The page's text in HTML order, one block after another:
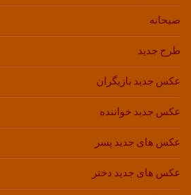
صبحانه
طرح جدید
عکس جدید بازیگران
عکس جدید خواننده
عکس های جدید پسر
عکس های جدید دختر